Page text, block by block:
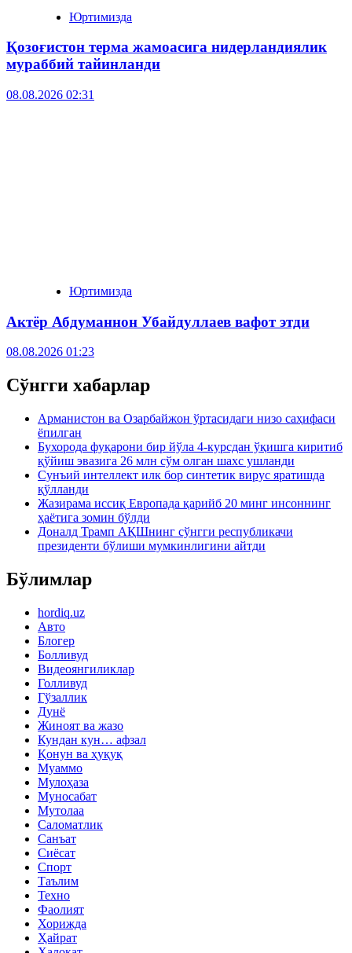
Юртимизда
Қозоғистон терма жамоасига нидерландиялик
мураббий тайинланди
08.08.2026 02:31
Юртимизда
Актёр Абду­маннон Убайдуллаев вафот этди
08.08.2026 01:23
Сўнгги хабарлар
Арманистон ва Озарбайжон ўртасидаги низо саҳифаси
ёпилган
Бухорода фуқарони бир йўла 4-курсдан ўқишга киритиб
қўйиш эвазига 26 млн сўм олган шахс ушланди
Сунъий интеллект илк бор синтетик вирус яратишда
қўлланди
Жазирама иссиқ Европада қарийб 20 минг инсоннинг
ҳаётига зомин бўлди
Доналд Трамп АҚШнинг сўнгги республикачи
президенти бўлиши мумкинлигини айтди
Бўлимлар
hordiq.uz
Авто
Блогер
Болливуд
Видеоянгиликлар
Голливуд
Гўзаллик
Дунё
Жиноят ва жазо
Кундан кун… афзал
Қонун ва ҳуқуқ
Муаммо
Мулоҳаза
Муносабат
Мутолаа
Саломатлик
Санъат
Сиёсат
Спорт
Таълим
Техно
Фаолият
Хорижда
Ҳайрат